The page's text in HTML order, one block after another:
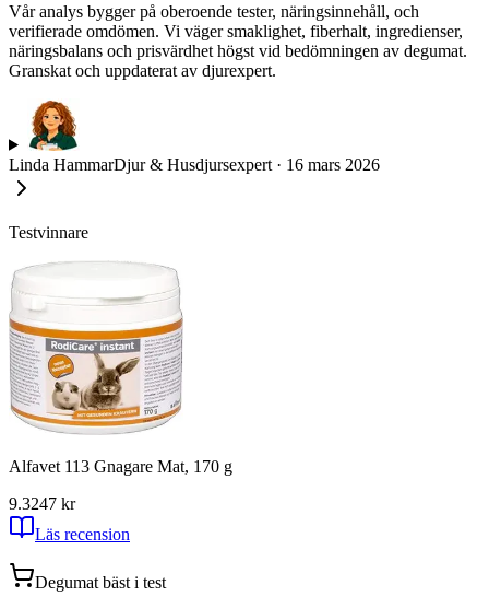
Vår analys bygger på oberoende tester, näringsinnehåll, och
verifierade omdömen. Vi väger smaklighet, fiberhalt, ingredienser,
näringsbalans och prisvärdhet högst vid bedömningen av degumat.
Granskat och uppdaterat av djurexpert.
Linda HammarDjur & Husdjursexpert · 16 mars 2026
Testvinnare
Alfavet 113 Gnagare Mat, 170 g
9.3247 kr
Läs recension
Degumat bäst i test